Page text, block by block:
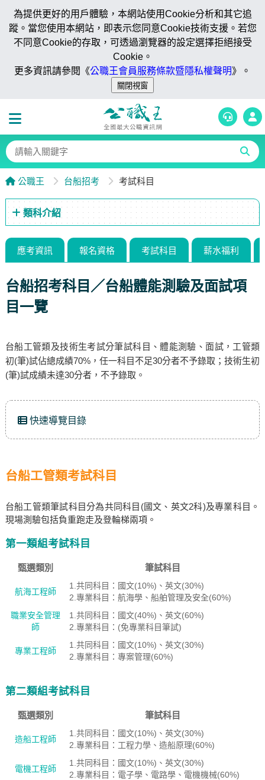
為提供更好的用戶體驗，本網站使用Cookie分析和其它追
蹤。當您使用本網站，即表示您同意Cookie技術支援。若您
不同意Cookie的存取，可透過瀏覽器的設定選擇拒絕接受
Cookie。
更多資訊請參閱《公職王會員服務條款暨隱私權聲明》。
公職王 台船招考 考試科目
類科介紹
應考資訊 報名資格 考試科目 薪水福利
台船招考科目／台船體能測驗及面試項
目一覽
台船工管類及技術生考試分筆試科目、體能測驗、面試，工管類
初(筆)試佔總成績70%，任一科目不足30分者不予錄取；技術生初
(筆)試成績未達30分者，不予錄取。
快速導覽目錄
台船工管類考試科目
台船工管類筆試科目分為共同科目(國文、英文2科)及專業科目。
現場測驗包括負重跑走及登輪梯兩項。
第一類組考試科目
甄選類別 筆試科目
航海工程師
1.共同科目：國文(10%)、英文(30%)
2.專業科目：航海學、船舶管理及安全(60%)
職業安全管理
師
1.共同科目：國文(40%)、英文(60%)
2.專業科目：(免專業科目筆試)
專業工程師
1.共同科目：國文(10%)、英文(30%)
2.專業科目：專案管理(60%)
第二類組考試科目
甄選類別 筆試科目
造船工程師
1.共同科目：國文(10%)、英文(30%)
2.專業科目：工程力學、造船原理(60%)
電機工程師
1.共同科目：國文(10%)、英文(30%)
2.專業科目：電子學、電路學、電機機械(60%)